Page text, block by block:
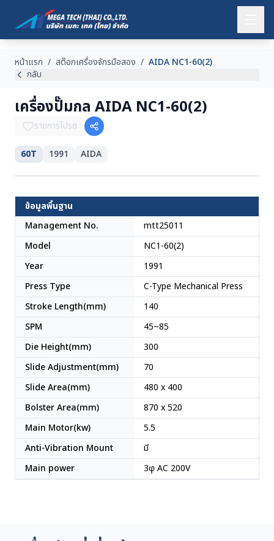
หน้าแรก / สต๊อกเครื่องจักรมือสอง / AIDA NC1-60(2)
กลับ
เครื่องปั๊มกล AIDA NC1-60(2)
รายการโปรด
60T 1991 AIDA
ข้อมูลพื้นฐาน
Management No.
mtt25011
Model
NC1-60(2)
Year
1991
Press Type
C-Type Mechanical Press
Stroke Length(mm)
140
SPM
45~85
Die Height(mm)
300
Slide Adjustment(mm)
70
Slide Area(mm)
480 x 400
Bolster Area(mm)
870 x 520
Main Motor(kw)
5.5
Anti-Vibration Mount
มี
Main power
3φ AC 200V